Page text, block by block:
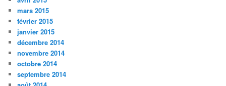
mars 2015
février 2015
janvier 2015
décembre 2014
novembre 2014
octobre 2014
septembre 2014